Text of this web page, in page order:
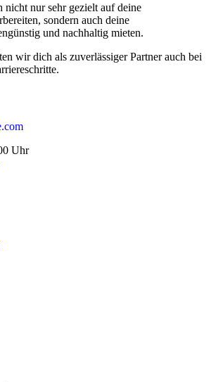
nicht nur sehr gezielt auf deine
sondern auch deine
und nachhaltig mieten.
wir dich als zuverlässiger Partner auch bei
Uhr